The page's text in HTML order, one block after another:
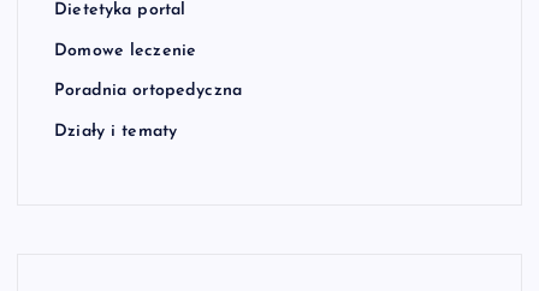
Dietetyka portal
Domowe leczenie
Poradnia ortopedyczna
Działy i tematy